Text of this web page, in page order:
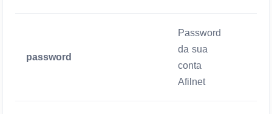
password
Password
da sua
conta
Afilnet